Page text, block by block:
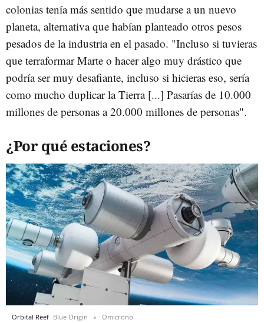
colonias tenía más sentido que mudarse a un nuevo
planeta, alternativa que habían planteado otros pesos
pesados de la industria en el pasado. "Incluso si tuvieras
que terraformar Marte o hacer algo muy drástico que
podría ser muy desafiante, incluso si hicieras eso, sería
como mucho duplicar la Tierra [...] Pasarías de 10.000
millones de personas a 20.000 millones de personas".
¿Por qué estaciones?
Orbital Reef Blue Origin Omicrono